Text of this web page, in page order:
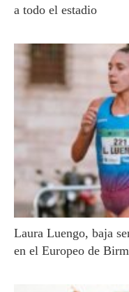
a todo el estadio
Laura Luengo, baja
en el Europeo de